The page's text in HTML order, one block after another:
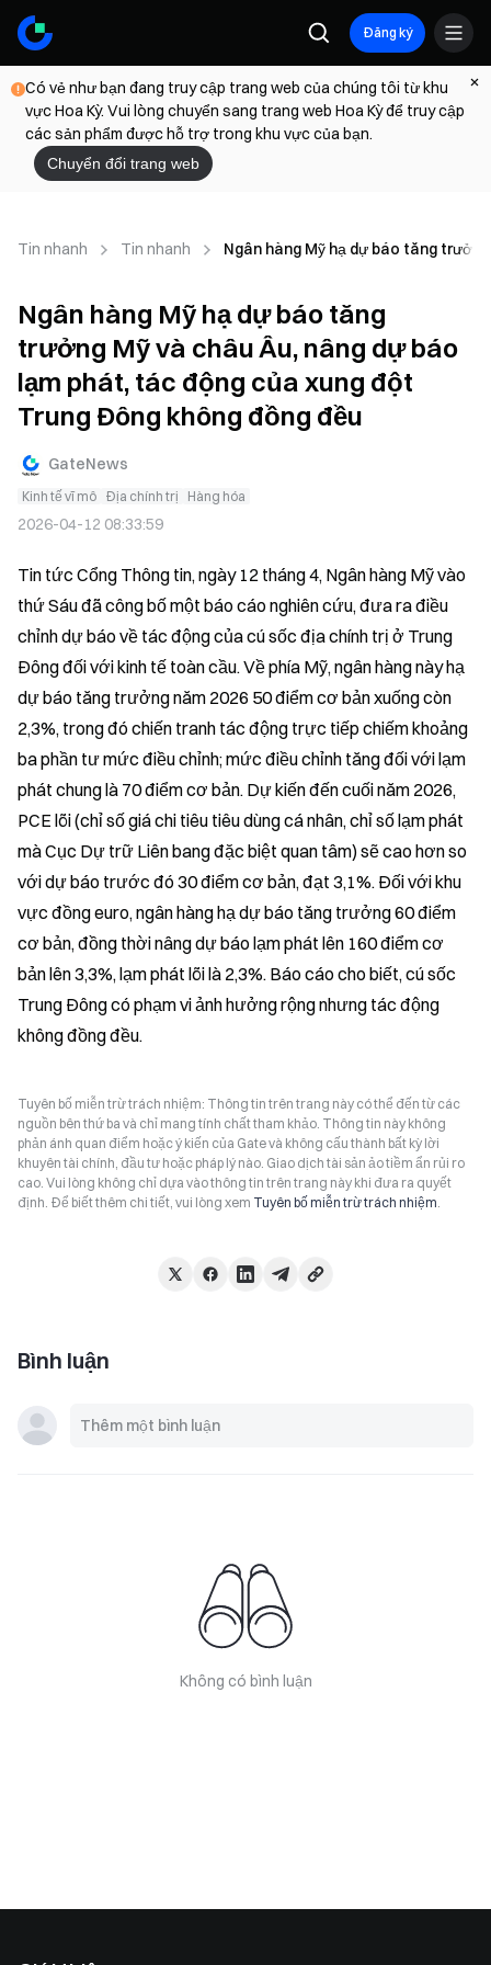
Đăng ký
Có vẻ như bạn đang truy cập trang web của chúng tôi từ khu
vực Hoa Kỳ. Vui lòng chuyển sang trang web Hoa Kỳ để truy cập
các sản phẩm được hỗ trợ trong khu vực của bạn.
Chuyển đổi trang web
Tin nhanh Tin nhanh Ngân hàng Mỹ hạ dự báo tăng
Ngân hàng Mỹ hạ dự báo tăng
trưởng Mỹ và châu Âu, nâng dự báo
lạm phát, tác động của xung đột
Trung Đông không đồng đều
GateNews
Kinh tế vĩ mô Địa chính trị Hàng hóa
2026-04-12 08:33:59
Tin tức Cổng Thông tin, ngày 12 tháng 4, Ngân hàng Mỹ vào
thứ Sáu đã công bố một báo cáo nghiên cứu, đưa ra điều
chỉnh dự báo về tác động của cú sốc địa chính trị ở Trung
Đông đối với kinh tế toàn cầu. Về phía Mỹ, ngân hàng này hạ
dự báo tăng trưởng năm 2026 50 điểm cơ bản xuống còn
2,3%, trong đó chiến tranh tác động trực tiếp chiếm khoảng
ba phần tư mức điều chỉnh; mức điều chỉnh tăng đối với lạm
phát chung là 70 điểm cơ bản. Dự kiến đến cuối năm 2026,
PCE lõi (chỉ số giá chi tiêu tiêu dùng cá nhân, chỉ số lạm phát
mà Cục Dự trữ Liên bang đặc biệt quan tâm) sẽ cao hơn so
với dự báo trước đó 30 điểm cơ bản, đạt 3,1%. Đối với khu
vực đồng euro, ngân hàng hạ dự báo tăng trưởng 60 điểm
cơ bản, đồng thời nâng dự báo lạm phát lên 160 điểm cơ
bản lên 3,3%, lạm phát lõi là 2,3%. Báo cáo cho biết, cú sốc
Trung Đông có phạm vi ảnh hưởng rộng nhưng tác động
không đồng đều.
Tuyên bố miễn trừ trách nhiệm: Thông tin trên trang này có thể đến từ các
nguồn bên thứ ba và chỉ mang tính chất tham khảo. Thông tin này không
phản ánh quan điểm hoặc ý kiến của Gate và không cấu thành bất kỳ lời
khuyên tài chính, đầu tư hoặc pháp lý nào. Giao dịch tài sản ảo tiềm ẩn rủi ro
cao. Vui lòng không chỉ dựa vào thông tin trên trang này khi đưa ra quyết
định. Để biết thêm chi tiết, vui lòng xem Tuyên bố miễn trừ trách nhiệm.
Bình luận
Không có bình luận